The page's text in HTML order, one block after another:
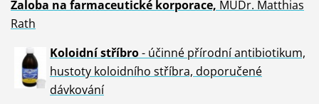
Žaloba na farmaceutické korporace, MUDr. Matthias
Rath
Koloidní stříbro- účinné přírodní antibiotikum,
hustoty koloidního stříbra, doporučené
dávkování